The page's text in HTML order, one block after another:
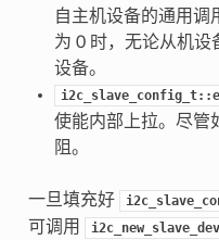
自主机设备的通用调
为 0 时，无论从机设
设备。
使能内部上拉。尽管
阻。
一旦填充好
可调用